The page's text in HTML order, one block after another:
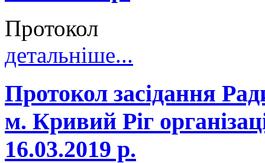
Протокол
детальніше...
Протокол засідання
м. Кривий Ріг
16.03.2019 р.